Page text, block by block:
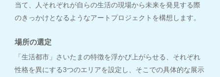
当て、人それぞれが自らの生活の現場から未来を発見する際
のきっかけとなるようなアートプロジェクトを構想します。
場所の選定
「生活都市」さいたまの特徴を浮かび上がらせる、それぞれ
性格を異にする3つのエリアを設定し、そこでの具体的な展示